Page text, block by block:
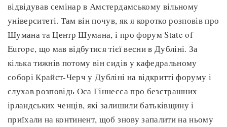
відвідував семінар в Амстердамському вільному
університеті. Там він почув, як я коротко розповів про
Шумана та Центр Шумана, і про форум State of
Europe, що мав відбутися тієї весни в Дубліні. За
кілька тижнів потому він сидів у кафедральному
соборі Крайст-Черч у Дубліні на відкритті форуму і
слухав розповідь Оса Гіннесса про безстрашних
ірландських ченців, які залишили батьківщину і
приїхали на континент, щоб знову запалити на ньому